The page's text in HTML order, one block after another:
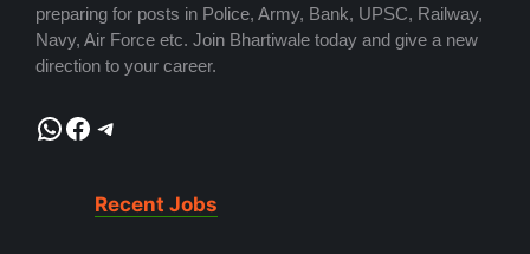
preparing for posts in Police, Army, Bank, UPSC, Railway,
Navy, Air Force etc. Join Bhartiwale today and give a new
direction to your career.
WhatsApp
Facebook
Telegram
Recent Jobs